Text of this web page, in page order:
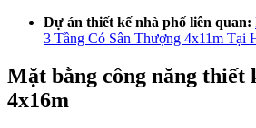
Dự án thiết kế nhà phố liên quan:
3 Tầng Có Sân Thượng 4x11m Tại
Mặt bằng công năng thiết
4x16m